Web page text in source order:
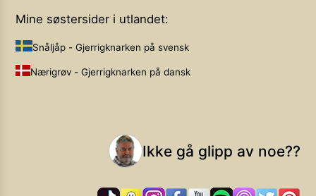
Mine søstersider i utlandet:
Snåljåp - Gjerrigknarken på svensk
Nærigrøv - Gjerrigknarken på dansk
Ikke gå glipp av noe??